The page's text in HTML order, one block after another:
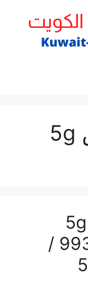
مقوي سيرفس 5g
رقم مقوي شبكة 5g
الوفرة / 99384888 /